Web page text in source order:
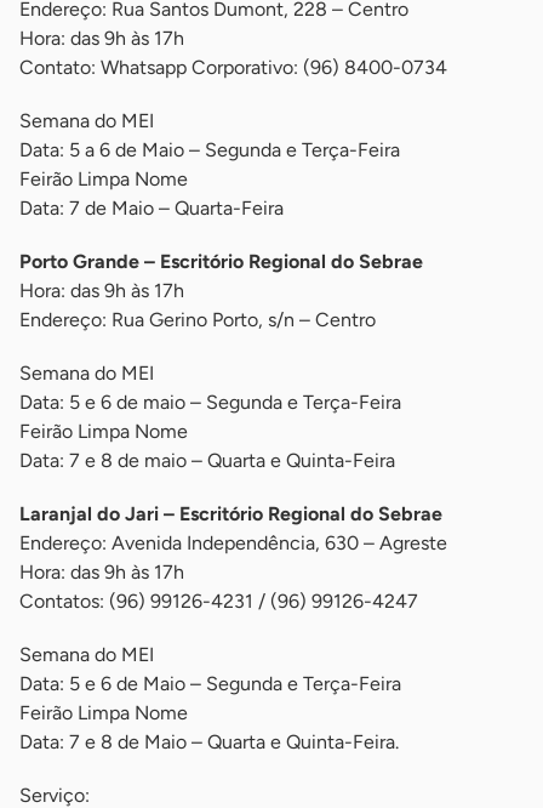
Endereço: Rua Santos Dumont, 228 – Centro
Hora: das 9h às 17h
Contato: Whatsapp Corporativo: (96) 8400-0734
Semana do MEI
Data: 5 a 6 de Maio – Segunda e Terça-Feira
Feirão Limpa Nome
Data: 7 de Maio – Quarta-Feira
Porto Grande – Escritório Regional do Sebrae
Hora: das 9h às 17h
Endereço: Rua Gerino Porto, s/n – Centro
Semana do MEI
Data: 5 e 6 de maio – Segunda e Terça-Feira
Feirão Limpa Nome
Data: 7 e 8 de maio – Quarta e Quinta-Feira
Laranjal do Jari – Escritório Regional do Sebrae
Endereço: Avenida Independência, 630 – Agreste
Hora: das 9h às 17h
Contatos: (96) 99126-4231 / (96) 99126-4247
Semana do MEI
Data: 5 e 6 de Maio – Segunda e Terça-Feira
Feirão Limpa Nome
Data: 7 e 8 de Maio – Quarta e Quinta-Feira.
Serviço: